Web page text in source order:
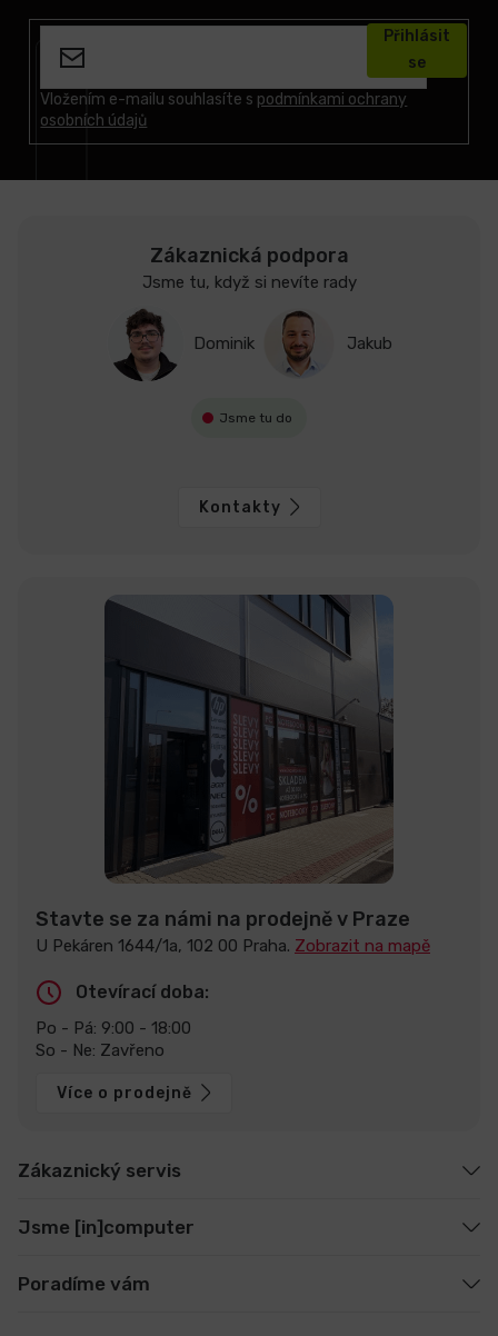
Vložením e-mailu souhlasíte s podmínkami ochrany
osobních údajů
Přihlásit
se
Zákaznická podpora
Jsme tu, když si nevíte rady
Dominik Jakub
Jsme tu do
Kontakty
Stavte se za námi na prodejně v Praze
U Pekáren 1644/1a, 102 00 Praha. Zobrazit na mapě
Otevírací doba:
Po - Pá: 9:00 - 18:00
So - Ne: Zavřeno
Více o prodejně
Zákaznický servis
Jsme [in]computer
Poradíme vám